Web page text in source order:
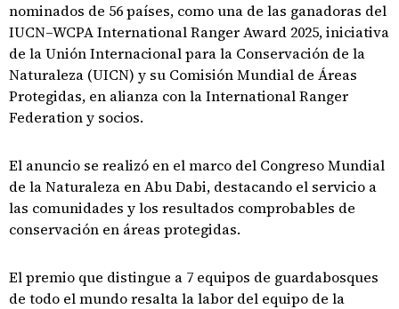
nominados de 56 países, como una de las ganadoras del
IUCN–WCPA International Ranger Award 2025, iniciativa
de la Unión Internacional para la Conservación de la
Naturaleza (UICN) y su Comisión Mundial de Áreas
Protegidas, en alianza con la International Ranger
Federation y socios.
El anuncio se realizó en el marco del Congreso Mundial
de la Naturaleza en Abu Dabi, destacando el servicio a
las comunidades y los resultados comprobables de
conservación en áreas protegidas.
El premio que distingue a 7 equipos de guardabosques
de todo el mundo resalta la labor del equipo de la